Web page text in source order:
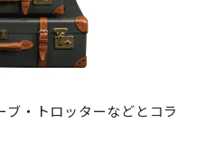
・トロッターなどとコラ